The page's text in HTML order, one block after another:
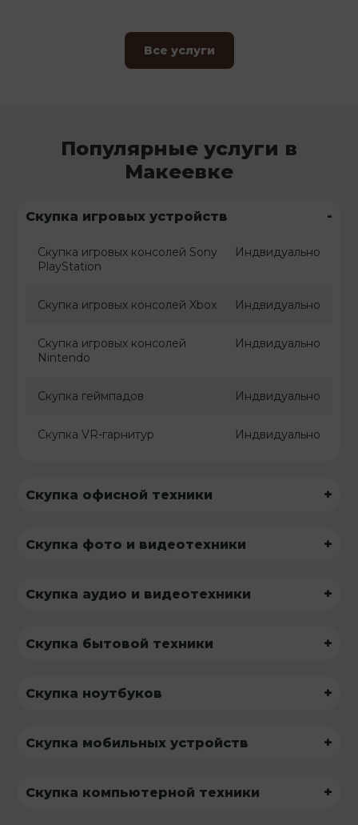
Все услуги
Популярные услуги в
Макеевке
Скупка игровых устройств -
Скупка игровых консолей Sony
PlayStation
Индвидуально
Скупка игровых консолей Xbox Индвидуально
Скупка игровых консолей
Nintendo
Индвидуально
Скупка геймпадов Индвидуально
Скупка VR-гарнитур Индвидуально
Скупка офисной техники +
Скупка фото и видеотехники +
Скупка аудио и видеотехники +
Скупка бытовой техники +
Скупка ноутбуков +
Скупка мобильных устройств +
Скупка компьютерной техники +